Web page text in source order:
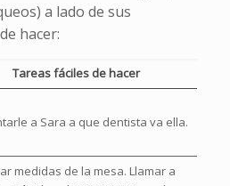
a lado de sus
hacer:
Tareas fáciles de hacer
a Sara a que dentista va ella.
medidas de la mesa. Llamar a